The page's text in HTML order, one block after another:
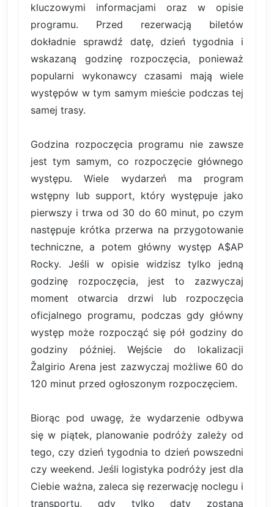
kluczowymi informacjami oraz w opisie
programu. Przed rezerwacją biletów
dokładnie sprawdź datę, dzień tygodnia i
wskazaną godzinę rozpoczęcia, ponieważ
popularni wykonawcy czasami mają wiele
występów w tym samym mieście podczas tej
samej trasy.
Godzina rozpoczęcia programu nie zawsze
jest tym samym, co rozpoczęcie głównego
występu. Wiele wydarzeń ma program
wstępny lub support, który występuje jako
pierwszy i trwa od 30 do 60 minut, po czym
następuje krótka przerwa na przygotowanie
techniczne, a potem główny występ A$AP
Rocky. Jeśli w opisie widzisz tylko jedną
godzinę rozpoczęcia, jest to zazwyczaj
moment otwarcia drzwi lub rozpoczęcia
oficjalnego programu, podczas gdy główny
występ może rozpocząć się pół godziny do
godziny później. Wejście do lokalizacji
Žalgirio Arena jest zazwyczaj możliwe 60 do
120 minut przed ogłoszonym rozpoczęciem.
Biorąc pod uwagę, że wydarzenie odbywa
się w piątek, planowanie podróży zależy od
tego, czy dzień tygodnia to dzień powszedni
czy weekend. Jeśli logistyka podróży jest dla
Ciebie ważna, zaleca się rezerwację noclegu i
transportu, gdy tylko daty zostaną